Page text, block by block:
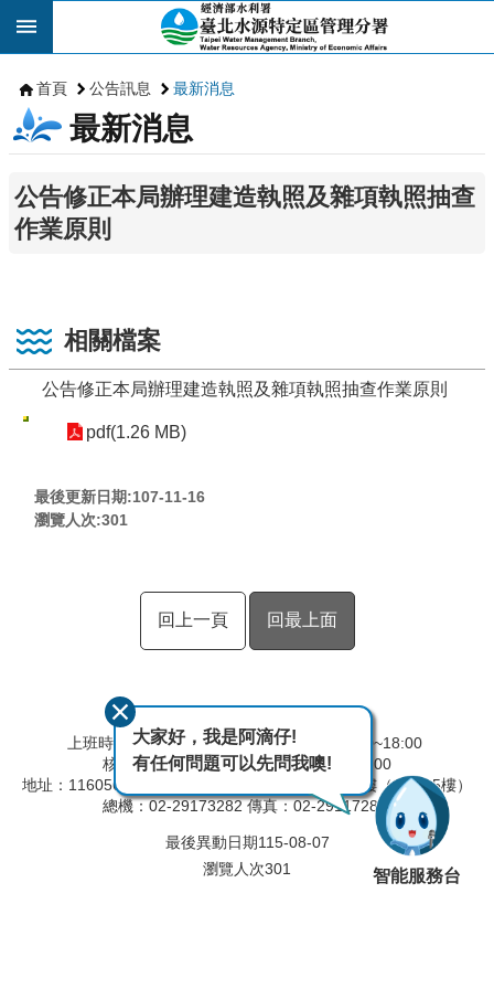
跳到主要內容區塊
首頁 公告訊息 最新消息
最新消息
公告修正本局辦理建造執照及雜項執照抽查
作業原則
相關檔案
公告修正本局辦理建造執照及雜項執照抽查作業原則
pdf(1.26 MB)
最後更新日期:107-11-16
瀏覽人次:301
回上一頁 回最上面
上班時間 彈性上班時間：08:00~09:00,17:00~18:00
核心上班時間：09:00~12:30,13:30~17:00
地址：116056 臺北市文山區羅斯福路六段168號4樓（3樓～5樓）
總機：02-29173282 傳真：02-29117280
最後異動日期115-08-07
瀏覽人次301
大家好，我是阿滴仔!
有任何問題可以先問我噢!
智能服務台